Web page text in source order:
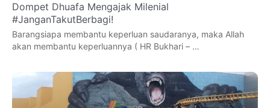
Dompet Dhuafa Mengajak Milenial
#JanganTakutBerbagi!
Barangsiapa membantu keperluan saudaranya, maka Allah
akan membantu keperluannya ( HR Bukhari – …